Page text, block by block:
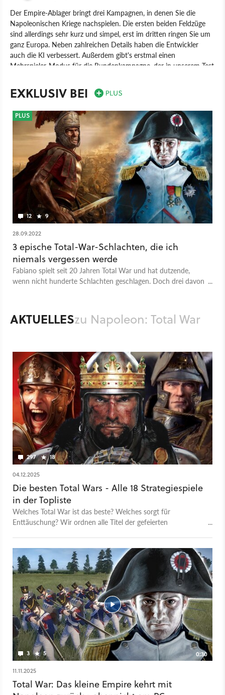
Der Empire-Ablager bringt drei Kampagnen, in denen Sie die
Napoleonischen Kriege nachspielen. Die ersten beiden Feldzüge
sind allerdings sehr kurz und simpel, erst im dritten ringen Sie um
ganz Europa. Neben zahlreichen Details haben die Entwickler
auch die KI verbessert. Außerdem gibt's erstmal einen
Mehrspieler-Modus für die Rundenkampagne, der in unserem Test
Spiel PC Echtzeit-Strategie Strategie
Creative Assembly
Napoleon: Total War
EXKLUSIV BEI
12 9
PLUS
28.09.2022
3 epische Total-War-Schlachten, die ich
niemals vergessen werde
Fabiano spielt seit 20 Jahren Total War und hat dutzende,
wenn nicht hunderte Schlachten geschlagen. Doch drei davon
AKTUELLESzu Napoleon: Total War
297 18
04.12.2025
Die besten Total Wars - Alle 18 Strategiespiele
in der Topliste
Welches Total War ist das beste? Welches sorgt für
Enttäuschung? Wir ordnen alle Titel der gefeierten
3 5
0:30
11.11.2025
Total War: Das kleine Empire kehrt mit